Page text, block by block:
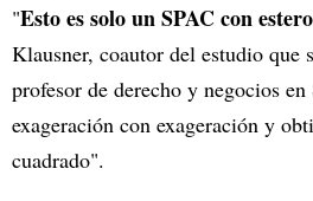
"Esto es solo un SPAC con
Klausner, coautor del estudio que
profesor de derecho y negocios
exageración con exageración y
cuadrado".